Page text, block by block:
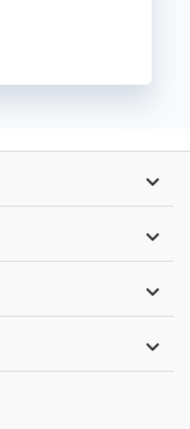



